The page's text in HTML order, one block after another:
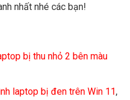
nhất nhé các bạn!
bị thu nhỏ 2 bên màu
laptop bị đen trên Win 11,